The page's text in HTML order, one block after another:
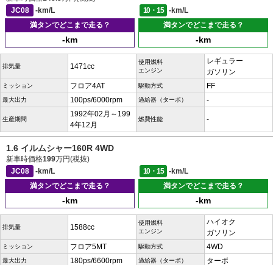
JC08
-km/L 10・15
-km/L
満タンでどこまで走る？
-km
満タンでどこまで走る？
-km
排気量 1471cc
使用燃料
エンジン
レギュラー
ガソリン
ミッション フロア4AT 駆動方式 FF
最大出力 100ps/6000rpm 過給器（ターボ） -
生産期間
1992年02月～199
4年12月
燃費性能 -
1.6 イルムシャー160R 4WD
新車時価格199万円(税抜)
JC08
-km/L 10・15
-km/L
満タンでどこまで走る？
-km
満タンでどこまで走る？
-km
排気量 1588cc
使用燃料
エンジン
ハイオク
ガソリン
ミッション フロア5MT 駆動方式 4WD
最大出力 180ps/6600rpm 過給器（ターボ） ターボ